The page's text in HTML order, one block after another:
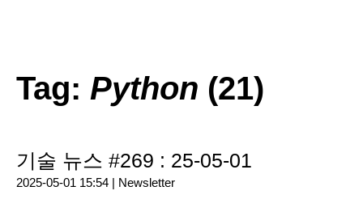
Tag: Python (21)
기술 뉴스 #269 : 25-05-01
2025-05-01 15:54 | Newsletter